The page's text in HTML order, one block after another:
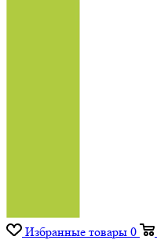
Избранные товары 0